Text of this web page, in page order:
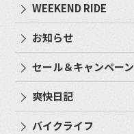
WEEKEND RIDE
お知らせ
セール＆キャンペーン
爽快日記
バイクライフ